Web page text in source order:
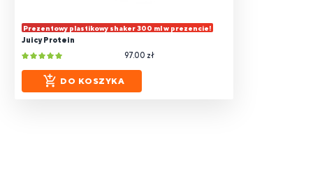
Prezentowy plastikowy shaker 300 ml w prezencie!
Juicy Protein
97.00 zł
DO KOSZYKA